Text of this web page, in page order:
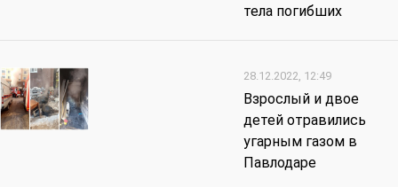
тела погибших
28.12.2022, 12:49
Взрослый и двое
детей отравились
угарным газом в
Павлодаре